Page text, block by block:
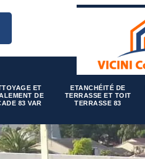
ET
DE
83 VAR
ETANCHÉITÉ DE
TERRASSE ET TOIT
TERRASSE 83